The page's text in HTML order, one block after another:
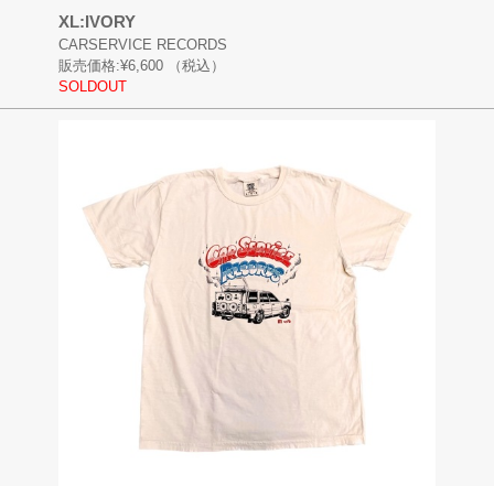
XL:IVORY
CARSERVICE RECORDS
販売価格:¥6,600
（税込）
SOLDOUT